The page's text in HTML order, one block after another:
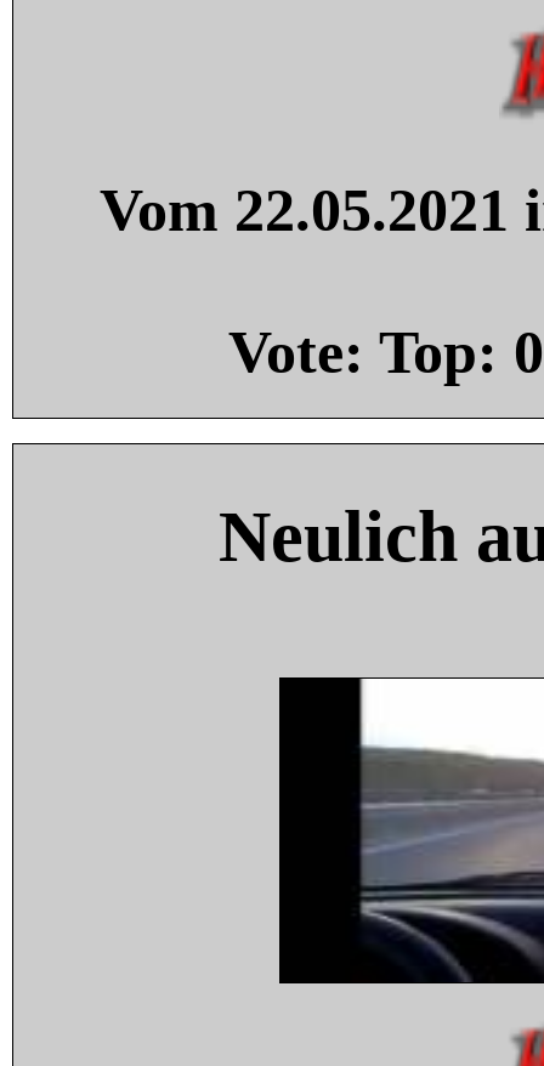
Vom
Vote: Top: 0
Neulich